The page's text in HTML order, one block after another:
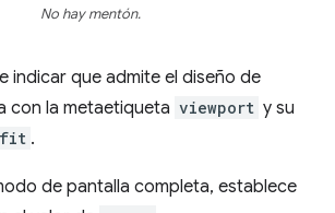
No hay mentón.
indicar que admite el diseño de
con la metaetiqueta viewport y su
fit .
de pantalla completa, establece